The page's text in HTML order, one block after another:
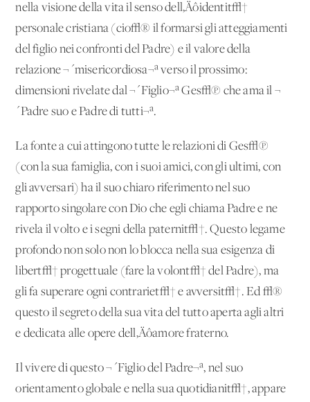
nella visione della vita il senso dell‚Äôidentit√†
personale cristiana (cio√® il formarsi gli atteggiamenti
del figlio nei confronti del Padre) e il valore della
relazione ¬´misericordiosa¬ª verso il prossimo:
dimensioni rivelate dal ¬´Figlio¬ª Ges√π che ama il ¬
´Padre suo e Padre di tutti¬ª.
La fonte a cui attingono tutte le relazioni di Ges√π
(con la sua famiglia, con i suoi amici, con gli ultimi, con
gli avversari) ha il suo chiaro riferimento nel suo
rapporto singolare con Dio che egli chiama Padre e ne
rivela il volto e i segni della paternit√†. Questo legame
profondo non solo non lo blocca nella sua esigenza di
libert√† progettuale (fare la volont√† del Padre), ma
gli fa superare ogni contrariet√† e avversit√†. Ed √®
questo il segreto della sua vita del tutto aperta agli altri
e dedicata alle opere dell‚Äôamore fraterno.
Il vivere di questo ¬´Figlio del Padre¬ª, nel suo
orientamento globale e nella sua quotidianit√†, appare